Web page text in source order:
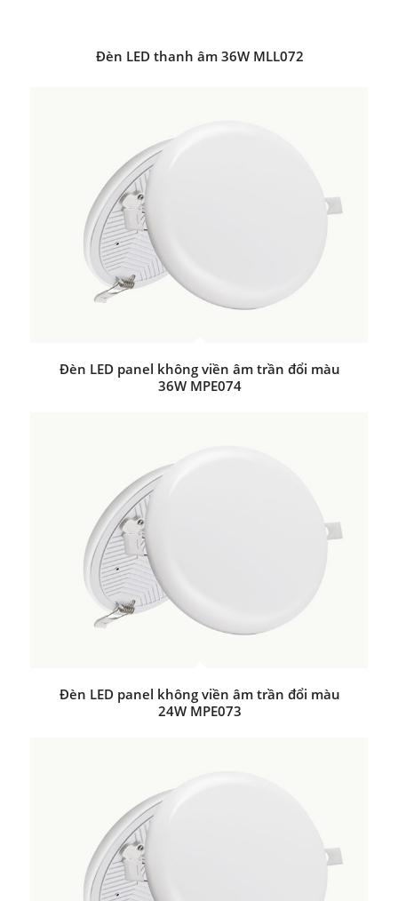
Đèn LED thanh âm 36W MLL072
Đèn LED panel không viền âm trần đổi màu
36W MPE074
Đèn LED panel không viền âm trần đổi màu
24W MPE073